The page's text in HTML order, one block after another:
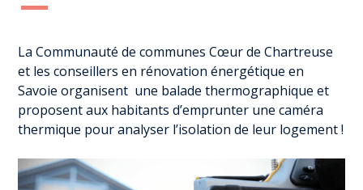
La Communauté de communes Cœur de Chartreuse
et les conseillers en rénovation énergétique en
Savoie organisent une balade thermographique et
proposent aux habitants d’emprunter une caméra
thermique pour analyser l’isolation de leur logement !